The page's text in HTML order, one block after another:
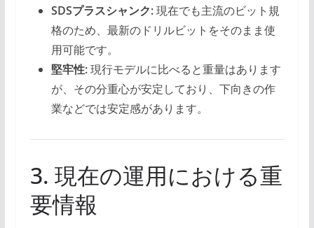
SDSプラスシャンク:現在でも主流のビット規
格のため、最新のドリルビットをそのまま使
用可能です。
堅牢性:現行モデルに比べると重量はあります
が、その分重心が安定しており、下向きの作
業などでは安定感があります。
3. 現在の運用における重
要情報